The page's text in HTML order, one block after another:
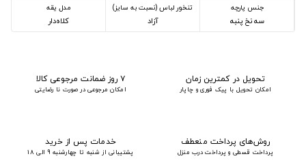
جنس پارچه
سه نخ پنبه
تنخور لباس (نسبت به سایز)
آزاد
مدل یقه
کلاه‌دار
تحویل در کمترین زمان
امکان تحویل با پیک فوری و چاپار
۷ روز ضمانت مرجوعی کالا
امکان مرجوعی در صورت نا رضایتی
روش‌های پرداخت منعطف
پرداخت قسطی و پرداخت درب منزل
خدمات پس از خرید
پشتیبانی از شنبه تا چهارشنبه 9 الی 18